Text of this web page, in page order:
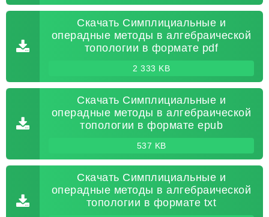
Скачать Симплициальные и
операдные методы в алгебраической
топологии в формате pdf
2 333 KB
Скачать Симплициальные и
операдные методы в алгебраической
топологии в формате epub
537 KB
Скачать Симплициальные и
операдные методы в алгебраической
топологии в формате txt